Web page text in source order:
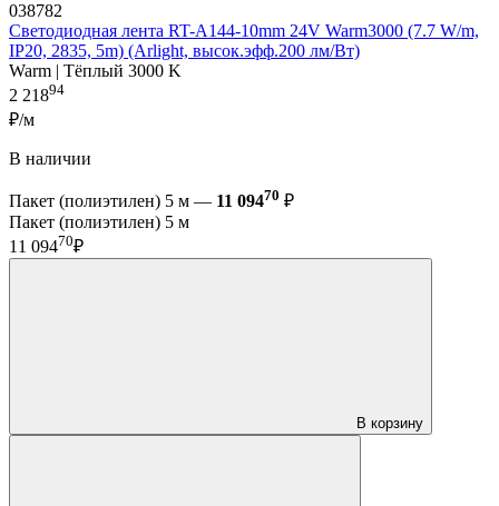
038782
Светодиодная лента RT-A144-10mm 24V Warm3000 (7.7 W/m,
IP20, 2835, 5m) (Arlight, высок.эфф.200 лм/Вт)
Warm | Тёплый 3000 K
2 21894
₽/м
В наличии
Пакет (полиэтилен) 5 м — 11 09470 ₽
Пакет (полиэтилен) 5 м
11 09470₽
В корзину